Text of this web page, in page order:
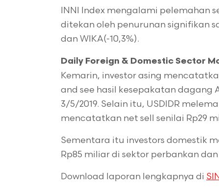
INNI Index mengalami pelemahan
ditekan oleh penurunan signifikan
dan WIKA(-10,3%).
Daily Foreign & Domestic Sector
Kemarin, investor asing
and see hasil kesepakatan
3/5/2019. Selain itu, USDIDR
mencatatkan net sell senilai Rp29
Sementara itu investors domestik
Rp85 miliar di sektor perbankan
Download laporan lengkapnya di SINI